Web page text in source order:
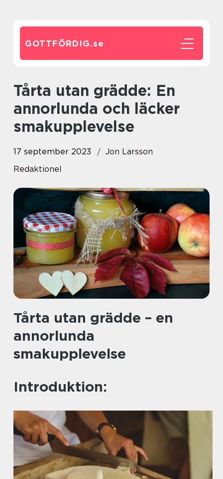
GOTTFÖRDIG.se
Tårta utan grädde: En
annorlunda och läcker
smakupplevelse
17 september 2023
Jon Larsson
Redaktionel
Tårta utan grädde – en
annorlunda
smakupplevelse
Introduktion: